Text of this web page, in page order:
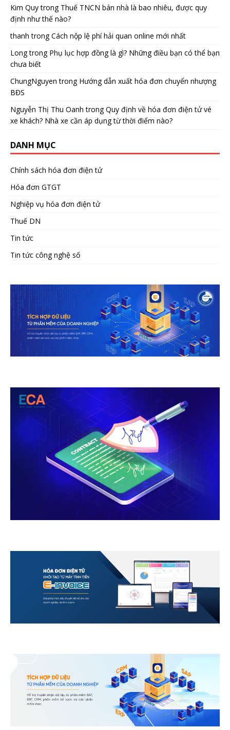
Kim Quytrong Thuế TNCN bán nhà là bao nhiêu, được quy
định như thế nào?
thanh trongCách nộp lệ phí hải quan online mới nhất
Longtrong Phụ lục hợp đồng là gì? Những điều bạn có thể bạn
chưa biết
ChungNguyen trong Hướng dẫn xuất hóa đơn chuyển nhượng
BĐS
Nguyễn Thị Thu Oanh trongQuy định về hóa đơn điện tử vé
xe khách? Nhà xe cần áp dụng từ thời điểm nào?
DANH MỤC
Chính sách hóa đơn điện tử
Hóa đơn GTGT
Nghiệp vụ hóa đơn điện tử
Thuế DN
Tin tức
Tin tức công nghệ số